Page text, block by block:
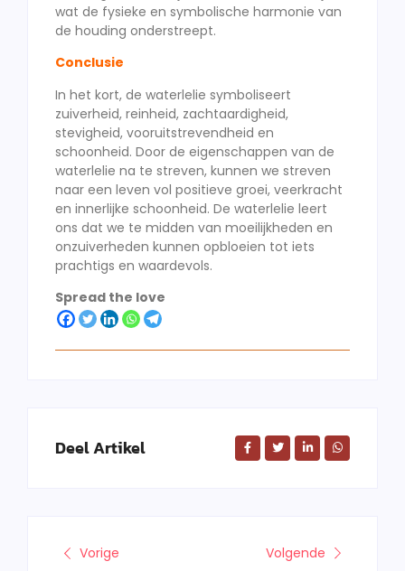
wat de fysieke en symbolische harmonie van
de houding onderstreept.
Conclusie
In het kort, de waterlelie symboliseert
zuiverheid, reinheid, zachtaardigheid,
stevigheid, vooruitstrevendheid en
schoonheid. Door de eigenschappen van de
waterlelie na te streven, kunnen we streven
naar een leven vol positieve groei, veerkracht
en innerlijke schoonheid. De waterlelie leert
ons dat we te midden van moeilijkheden en
onzuiverheden kunnen opbloeien tot iets
prachtigs en waardevols.
Spread the love
Deel Artikel
Vorige Volgende